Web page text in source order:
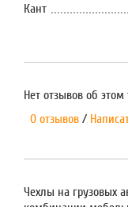
Кант
Нет отзывов об этом
0 отзывов /
Чехлы на грузовых